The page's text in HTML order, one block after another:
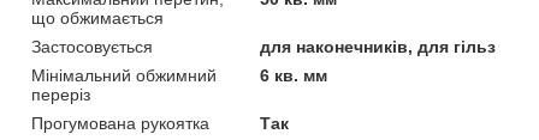
що обжимається
Застосовується
для наконечників, для гільз
Мінімальний обжимний
переріз
6 кв. мм
Прогумована рукоятка
Так